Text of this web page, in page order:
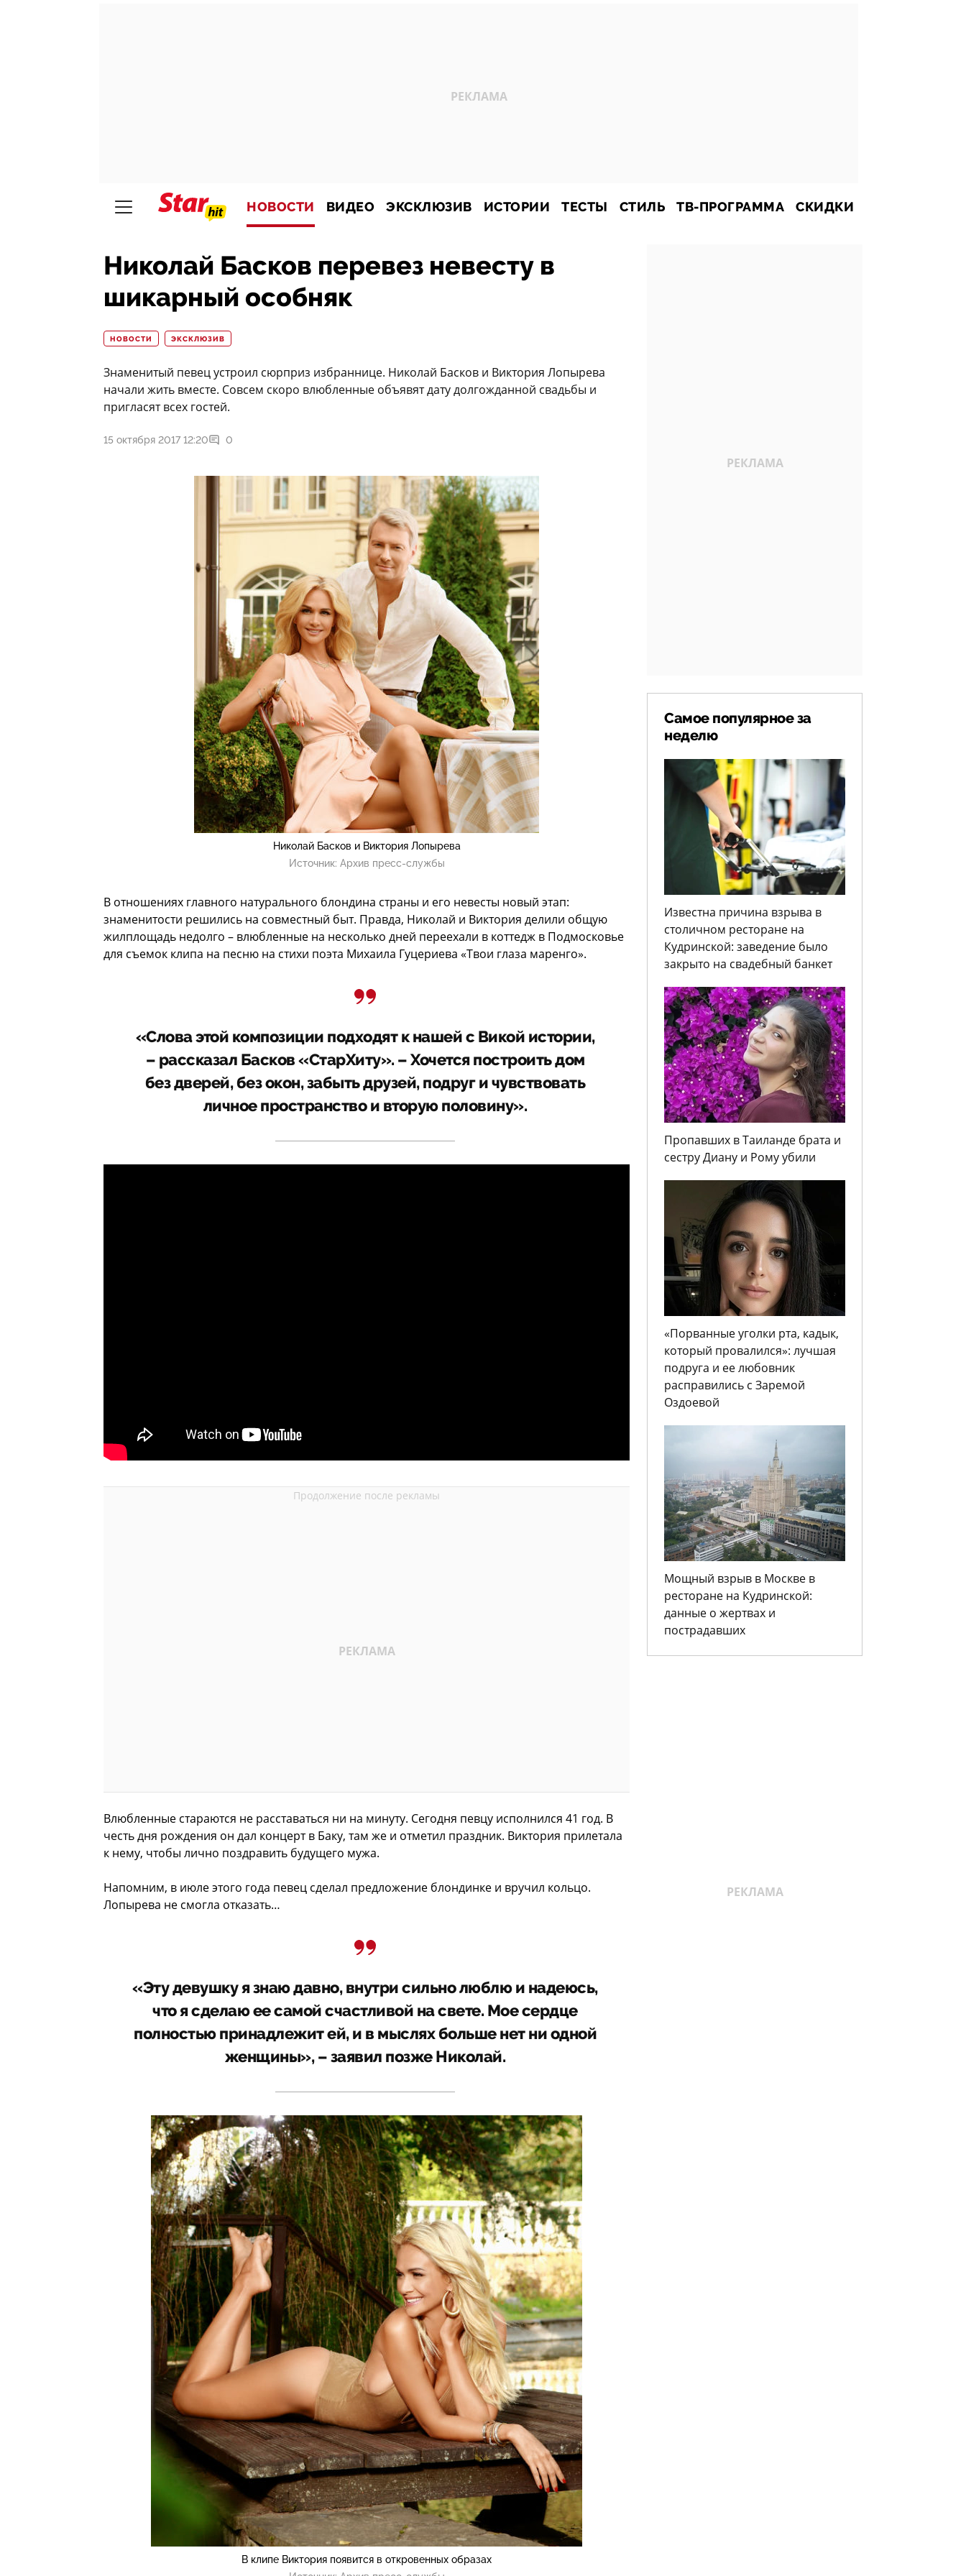
НОВОСТИ ВИДЕО ЭКСКЛЮЗИВ ИСТОРИИ ТЕСТЫ СТИЛЬ ТВ-ПРОГРАММА СКИДКИ
Николай Басков перевез невесту в
шикарный особняк
НОВОСТИ ЭКСКЛЮЗИВ
Знаменитый певец устроил сюрприз избраннице. Николай Басков и Виктория Лопырева
начали жить вместе. Совсем скоро влюбленные объявят дату долгожданной свадьбы и
пригласят всех гостей.
15 октября 2017 12:20 0
Николай Басков и Виктория Лопырева
Источник: Архив пресс-службы
В отношениях главного натурального блондина страны и его невесты новый этап:
знаменитости решились на совместный быт. Правда, Николай и Виктория делили общую
жилплощадь недолго – влюбленные на несколько дней переехали в коттедж в Подмосковье
для съемок клипа на песню на стихи поэта Михаила Гуцериева «Твои глаза маренго».
«Слова этой композиции подходят к нашей с Викой истории,
– рассказал Басков «СтарХиту». – Хочется построить дом
без дверей, без окон, забыть друзей, подруг и чувствовать
личное пространство и вторую половину».
Влюбленные стараются не расставаться ни на минуту. Сегодня певцу исполнился 41 год. В
честь дня рождения он дал концерт в Баку, там же и отметил праздник. Виктория прилетала
к нему, чтобы лично поздравить будущего мужа.
Напомним, в июле этого года певец сделал предложение блондинке и вручил кольцо.
Лопырева не смогла отказать…
«Эту девушку я знаю давно, внутри сильно люблю и надеюсь,
что я сделаю ее самой счастливой на свете. Мое сердце
полностью принадлежит ей, и в мыслях больше нет ни одной
женщины», – заявил позже Николай.
В клипе Виктория появится в откровенных образах
Самое популярное за
неделю
Известна причина взрыва в
столичном ресторане на
Кудринской: заведение было
закрыто на свадебный банкет
Пропавших в Таиланде брата и
сестру Диану и Рому убили
«Порванные уголки рта, кадык,
который провалился»: лучшая
подруга и ее любовник
расправились с Заремой
Оздоевой
Мощный взрыв в Москве в
ресторане на Кудринской:
данные о жертвах и
пострадавших